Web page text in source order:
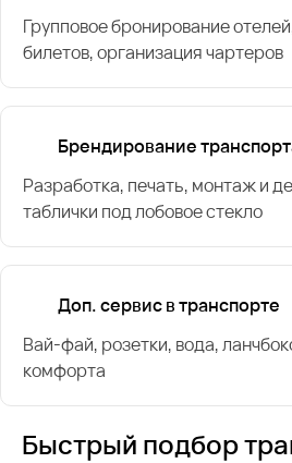
Групповое бронирование
билетов, организация чартеров
Брендирование
Разработка, печать, монтаж и
таблички под лобовое стекло
Доп. сервис в транспорте
Вай-фай, розетки, вода,
комфорта
Быстрый подбор